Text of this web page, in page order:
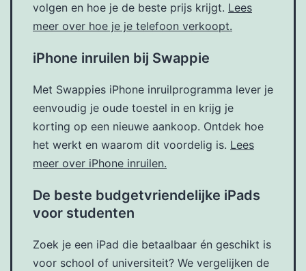
volgen en hoe je de beste prijs krijgt. Lees
meer over hoe je je telefoon verkoopt.
iPhone inruilen bij Swappie
Met Swappies iPhone inruilprogramma lever je
eenvoudig je oude toestel in en krijg je
korting op een nieuwe aankoop. Ontdek hoe
het werkt en waarom dit voordelig is. Lees
meer over iPhone inruilen.
De beste budgetvriendelijke iPads
voor studenten
Zoek je een iPad die betaalbaar én geschikt is
voor school of universiteit? We vergelijken de